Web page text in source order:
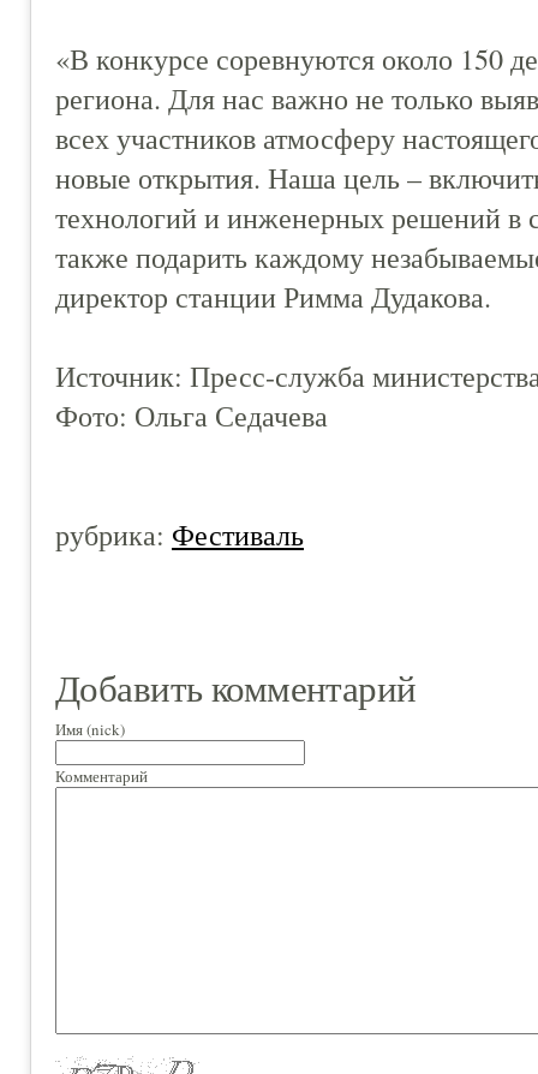
«В конкурсе соревнуются около 150
региона. Для нас важно не только
всех участников атмосферу
новые открытия. Наша цель –
технологий и инженерных решений в
также подарить каждому
директор станции Римма Дудакова.
Источник: Пресс-служба
Фото: Ольга Седачева
рубрика: Фестиваль
Добавить комментарий
Имя (nick)
Комментарий